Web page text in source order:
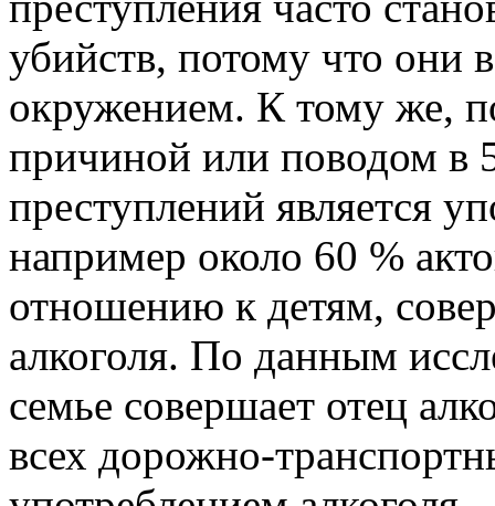
убийств, потому что они
окружением. К тому же,
причиной или поводом в
преступлений является
например около 60 %
отношению к детям,
алкоголя. По данным
семье совершает отец
всех дорожно-